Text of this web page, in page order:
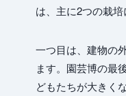
は、主に2つの栽培
一つ目は、建物の
ます。園芸博の最
どもたちが大きく